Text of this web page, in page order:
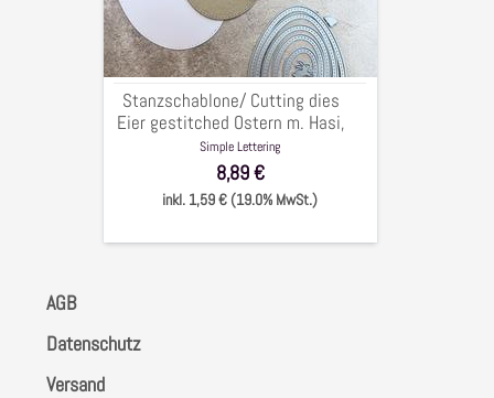
gestitched
Ostern
m.
Hasi,
bis
10
6-
Stanzschablone/ Cutting dies
Eier gestitched Ostern m. Hasi,
bis 10 x 7,5 cm, 6-tlg.
Simple Lettering
8,89 €
inkl. 1,59 € (19.0% MwSt.)
AGB
Datenschutz
Versand